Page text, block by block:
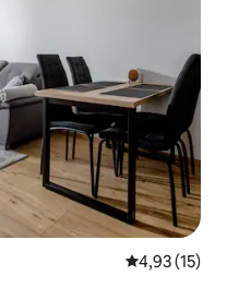
4,93 de uma
4,93 (15)